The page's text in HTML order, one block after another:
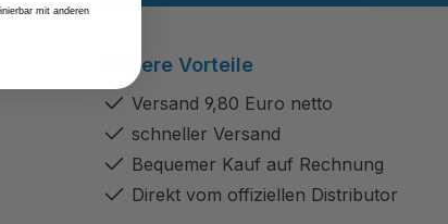
Unsere Vorteile
Versand 9,80 Euro netto
schneller Versand
Bequemer Kauf auf Rechnung
Direkt vom offiziellen Distributor
mit anderen